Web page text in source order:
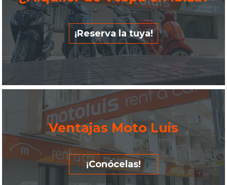
¡Reserva la tuya!
Ventajas Moto Luis
¡Conócelas!